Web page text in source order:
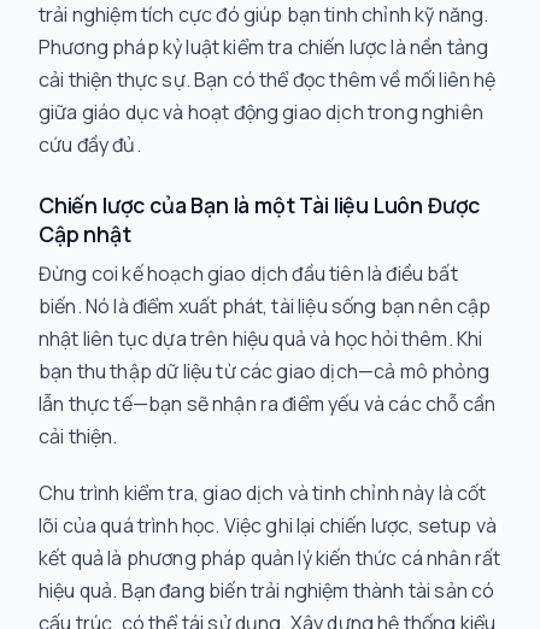
trải nghiệm tích cực đó giúp bạn tinh chỉnh kỹ năng.
Phương pháp kỷ luật kiểm tra chiến lược là nền tảng
cải thiện thực sự. Bạn có thể đọc thêm về mối liên hệ
giữa giáo dục và hoạt động giao dịch trong nghiên
cứu đầy đủ.
Chiến lược của Bạn là một Tài liệu Luôn Được
Cập nhật
Đừng coi kế hoạch giao dịch đầu tiên là điều bất
biến. Nó là điểm xuất phát, tài liệu sống bạn nên cập
nhật liên tục dựa trên hiệu quả và học hỏi thêm. Khi
bạn thu thập dữ liệu từ các giao dịch—cả mô phỏng
lẫn thực tế—bạn sẽ nhận ra điểm yếu và các chỗ cần
cải thiện.
Chu trình kiểm tra, giao dịch và tinh chỉnh này là cốt
lõi của quá trình học. Việc ghi lại chiến lược, setup và
kết quả là phương pháp quản lý kiến thức cá nhân rất
hiệu quả. Bạn đang biến trải nghiệm thành tài sản có
cấu trúc, có thể tái sử dụng. Xây dựng hệ thống kiểu